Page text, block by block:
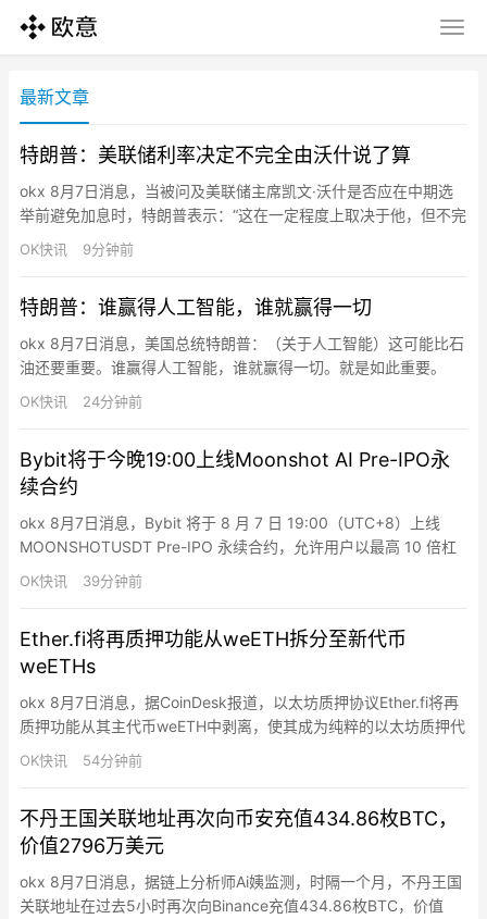
最新文章
特朗普：美联储利率决定不完全由沃什说了算
okx 8月7日消息，当被问及美联储主席凯文·沃什是否应在中期选
举前避免加息时，特朗普表示：“这在一定程度上取决于他，但不完
全如此。他有一个非常政治化的委员会。这不完全由他决定，而是
由委员会决定。我认为他很出色。我不会批评他。”
OK快讯 9分钟前
特朗普：谁赢得人工智能，谁就赢得一切
okx 8月7日消息，美国总统特朗普：（关于人工智能）这可能比石
油还要重要。谁赢得人工智能，谁就赢得一切。就是如此重要。
OK快讯 24分钟前
Bybit将于今晚19:00上线Moonshot AI Pre-IPO永
续合约
okx 8月7日消息，Bybit 将于 8 月 7 日 19:00（UTC+8）上线
MOONSHOTUSDT Pre-IPO 永续合约，允许用户以最高 10 倍杠
杆交易 Moonshot AI（Kimi 背后公司）在 IPO 前的估值。
OK快讯 39分钟前
Ether.fi将再质押功能从weETH拆分至新代币
weETHs
okx 8月7日消息，据CoinDesk报道，以太坊质押协议Ether.fi将再
质押功能从其主代币weETH中剥离，使其成为纯粹的以太坊质押代
币，并将再质押功能转移至新代币weETHs。此前持有weETH的用
户同时承担两种风险，现在可选择持有weETH仅获取普通质押收
35.5亿美元客户存款…
OK快讯 54分钟前
不丹王国关联地址再次向币安充值434.86枚BTC，
价值2796万美元
okx 8月7日消息，据链上分析师Ai姨监测，时隔一个月，不丹王国
关联地址在过去5小时再次向Binance充值434.86枚BTC，价值